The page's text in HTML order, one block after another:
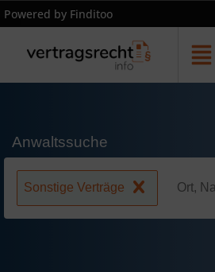
Powered by Finditoo
Anwaltssuche
Sonstige Verträge